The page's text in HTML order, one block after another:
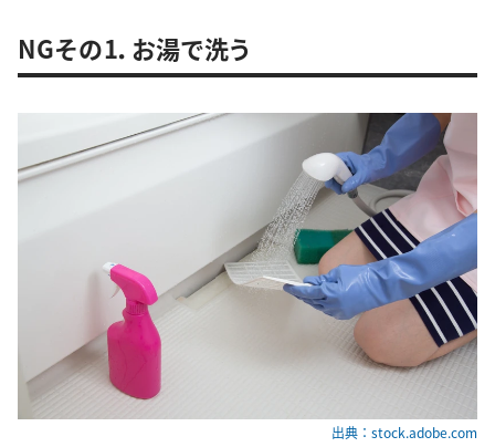
NGその1．お湯で洗う
出典：stock.adobe.com